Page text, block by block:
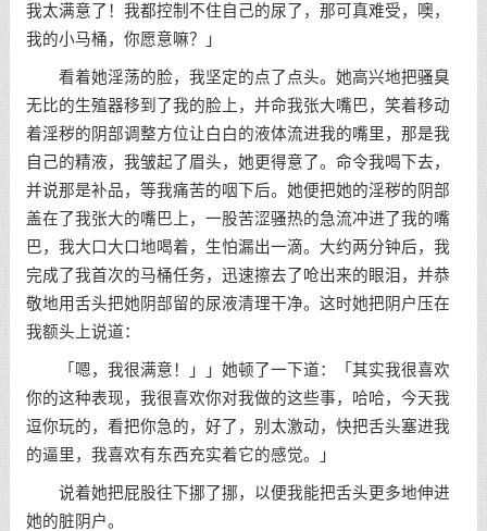
我太满意了！我都控制不住自己的尿了，那可真难受，噢，
我的小马桶，你愿意嘛？」
看着她淫荡的脸，我坚定的点了点头。她高兴地把骚臭
无比的生殖器移到了我的脸上，并命我张大嘴巴，笑着移动
着淫秽的阴部调整方位让白白的液体流进我的嘴里，那是我
自己的精液，我皱起了眉头，她更得意了。命令我喝下去，
并说那是补品，等我痛苦的咽下后。她便把她的淫秽的阴部
盖在了我张大的嘴巴上，一股苦涩骚热的急流冲进了我的嘴
巴，我大口大口地喝着，生怕漏出一滴。大约两分钟后，我
完成了我首次的马桶任务，迅速擦去了呛出来的眼泪，并恭
敬地用舌头把她阴部留的尿液清理干净。这时她把阴户压在
我额头上说道：
「嗯，我很满意！」」她顿了一下道：「其实我很喜欢
你的这种表现，我很喜欢你对我做的这些事，哈哈，今天我
逗你玩的，看把你急的，好了，别太激动，快把舌头塞进我
的逼里，我喜欢有东西充实着它的感觉。」
说着她把屁股往下挪了挪，以便我能把舌头更多地伸进
她的脏阴户。